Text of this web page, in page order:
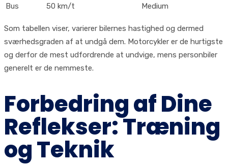
Bus
50 km/t Medium
Som tabellen viser, varierer bilernes hastighed og dermed
sværhedsgraden af at undgå dem. Motorcykler er de hurtigste
og derfor de mest udfordrende at undvige, mens personbiler
generelt er de nemmeste.
Forbedring af Dine
Reflekser: Træning
og Teknik